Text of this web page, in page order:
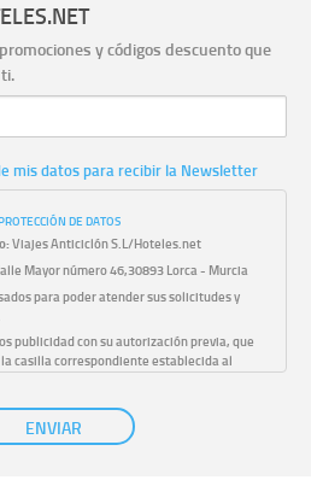
y códigos descuento que
mis datos para recibir la Newsletter
DE DATOS
Viajes Anticiclón S.L/Hoteles.net
Mayor número 46,30893 Lorca - Murcia
para poder atender sus solicitudes y
publicidad con su autorización previa, que
casilla correspondiente establecida al
sus datos con su consentimiento
mediante la casilla correspondiente
ENVIAR